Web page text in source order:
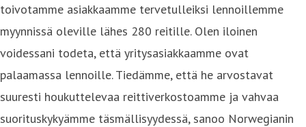
toivotamme asiakkaamme tervetulleiksi lennoillemme
myynnissä oleville lähes 280 reitille. Olen iloinen
voidessani todeta, että yritysasiakkaamme ovat
palaamassa lennoille. Tiedämme, että he arvostavat
suuresti houkuttelevaa reittiverkostoamme ja vahvaa
suorituskykyämme täsmällisyydessä, sanoo Norwegianin